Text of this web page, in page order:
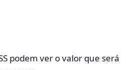
podem ver o valor que será